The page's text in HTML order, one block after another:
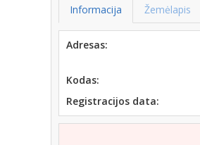
Informacija Žemėlapis
Adresas:
Kodas:
Registracijos data: